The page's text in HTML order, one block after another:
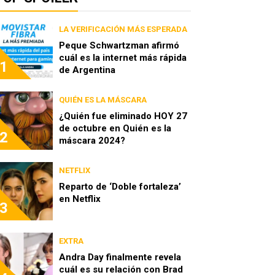
1
LA VERIFICACIÓN MÁS ESPERADA
Peque Schwartzman afirmó
cuál es la internet más rápida
de Argentina
2
QUIÉN ES LA MÁSCARA
¿Quién fue eliminado HOY 27
de octubre en Quién es la
máscara 2024?
3
NETFLIX
Reparto de ‘Doble fortaleza’
en Netflix
EXTRA
Andra Day finalmente revela
cuál es su relación con Brad